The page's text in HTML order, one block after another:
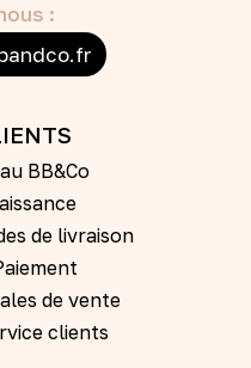
:
BB&Co
de livraison
de vente
clients